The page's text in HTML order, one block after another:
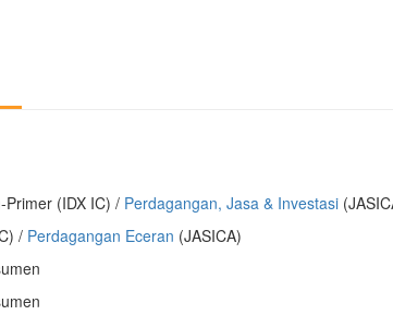
(IDX IC) / Perdagangan, Jasa & Investasi
/ Perdagangan Eceran (JASICA)